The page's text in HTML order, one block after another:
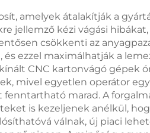
amelyek átalakítják a
jellemző kézi vágási
csökkenti az
ezzel maximálhatják a
CNC kartonvágó gépek
mivel egyetlen operátor
marad. A
is kezeljenek anélkül,
válnak, új piaci